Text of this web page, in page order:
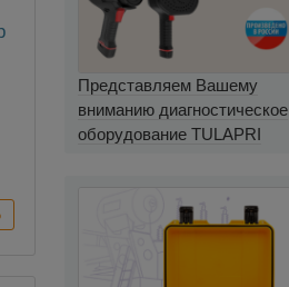
Представляем Вашему
вниманию диагностическое
оборудование TULAPRI